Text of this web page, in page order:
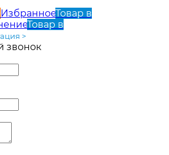
ИзбранноеТовар в
Товар в
>
звонок